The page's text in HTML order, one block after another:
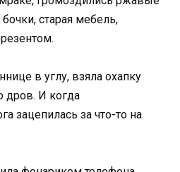
старая мебель,
в углу, взяла охапку
дров. И когда
зацепилась за что-то на